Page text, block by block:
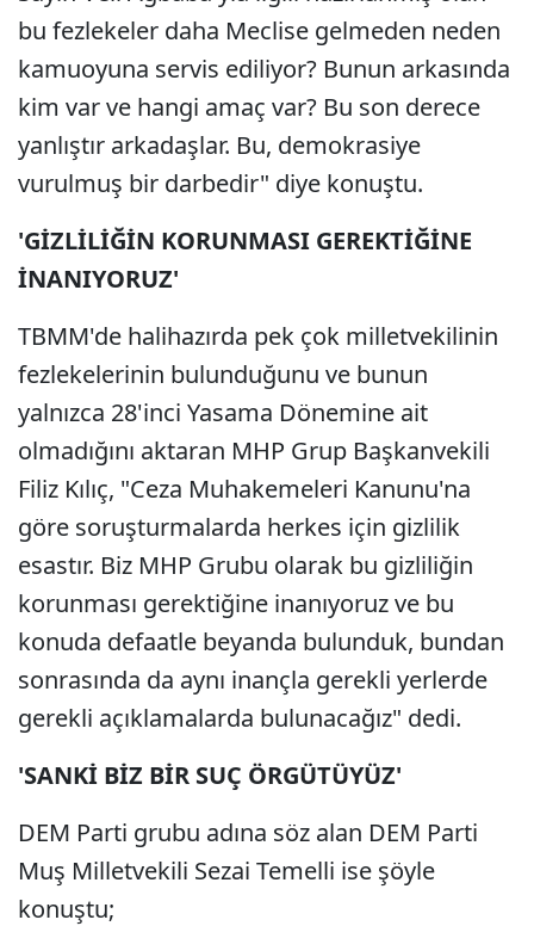
bu fezlekeler daha Meclise gelmeden neden
kamuoyuna servis ediliyor? Bunun arkasında
kim var ve hangi amaç var? Bu son derece
yanlıştır arkadaşlar. Bu, demokrasiye
vurulmuş bir darbedir" diye konuştu.
'GİZLİLİĞİN KORUNMASI GEREKTİĞİNE
İNANIYORUZ'
TBMM'de halihazırda pek çok milletvekilinin
fezlekelerinin bulunduğunu ve bunun
yalnızca 28'inci Yasama Dönemine ait
olmadığını aktaran MHP Grup Başkanvekili
Filiz Kılıç, "Ceza Muhakemeleri Kanunu'na
göre soruşturmalarda herkes için gizlilik
esastır. Biz MHP Grubu olarak bu gizliliğin
korunması gerektiğine inanıyoruz ve bu
konuda defaatle beyanda bulunduk, bundan
sonrasında da aynı inançla gerekli yerlerde
gerekli açıklamalarda bulunacağız" dedi.
'SANKİ BİZ BİR SUÇ ÖRGÜTÜYÜZ'
DEM Parti grubu adına söz alan DEM Parti
Muş Milletvekili Sezai Temelli ise şöyle
konuştu;